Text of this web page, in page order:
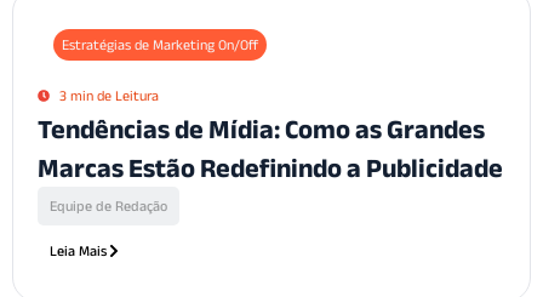
Estratégias de Marketing On/Off
3 min de Leitura
Tendências de Mídia: Como as Grandes
Marcas Estão Redefinindo a Publicidade
Equipe de Redação
Leia Mais